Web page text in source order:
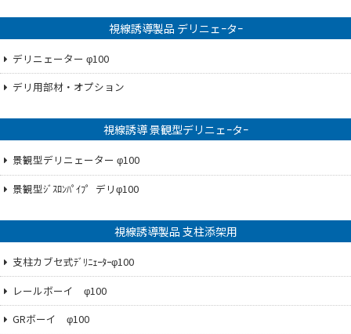
視線誘導製品 デリニェｰタｰ
デリニェーター φ100
デリ用部材・オプション
視線誘導 景観型デリニェｰタｰ
景観型デリニェーター φ100
景観型ｼﾞｽﾛﾝﾊﾟｲﾌ゜デリφ100
視線誘導製品 支柱添架用
支柱カブセ式ﾃﾞﾘﾆｪｰﾀｰφ100
レールボーイ φ100
GRボーイ φ100